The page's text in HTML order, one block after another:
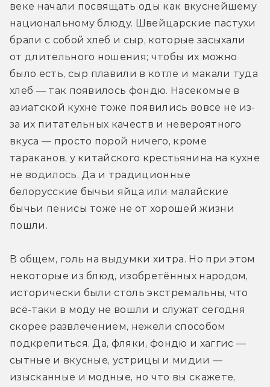
веке начали посвящать оды как вкуснейшему
национальному блюду. Швейцарские пастухи
брали с собой хлеб и сыр, которые засыхали
от длительного ношения; чтобы их можно
было есть, сыр плавили в котле и макали туда
хлеб — так появилось фондю. Насекомые в
азиатской кухне тоже появились вовсе не из-
за их питательных качеств и невероятного
вкуса — просто порой ничего, кроме
тараканов, у китайского крестьянина на кухне
не водилось. Да и традиционные
белорусские бычьи яйца или малайские
бычьи пенисы тоже не от хорошей жизни
пошли.
В общем, голь на выдумки хитра. Но при этом
некоторые из блюд, изобретённых народом,
исторически были столь экстремальны, что
всё-таки в моду не вошли и служат сегодня
скорее развлечением, нежели способом
подкрепиться. Да, фляки, фондю и хаггис —
сытные и вкусные, устрицы и мидии —
изысканные и модные, но что вы скажете,